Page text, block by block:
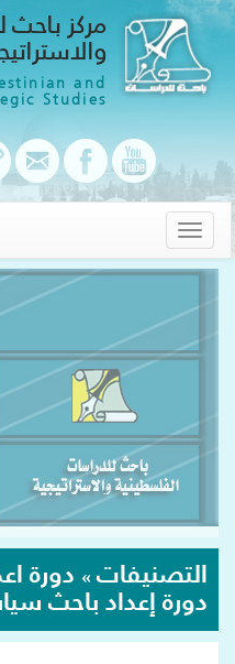
مركز باحث
and
Studies
Toggle
navigation
التصنيفات » دورة
دورة إعداد باحث